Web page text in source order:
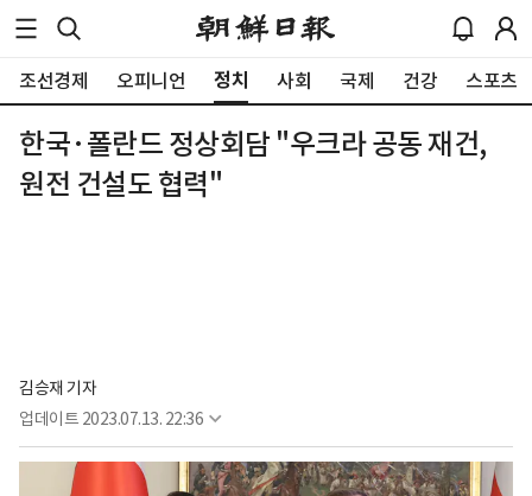
조선경제 오피니언 정치 사회 국제 건강 스포츠
한국·폴란드 정상회담 "우크라 공동 재건,
원전 건설도 협력"
김승재 기자
업데이트 2023.07.13. 22:36